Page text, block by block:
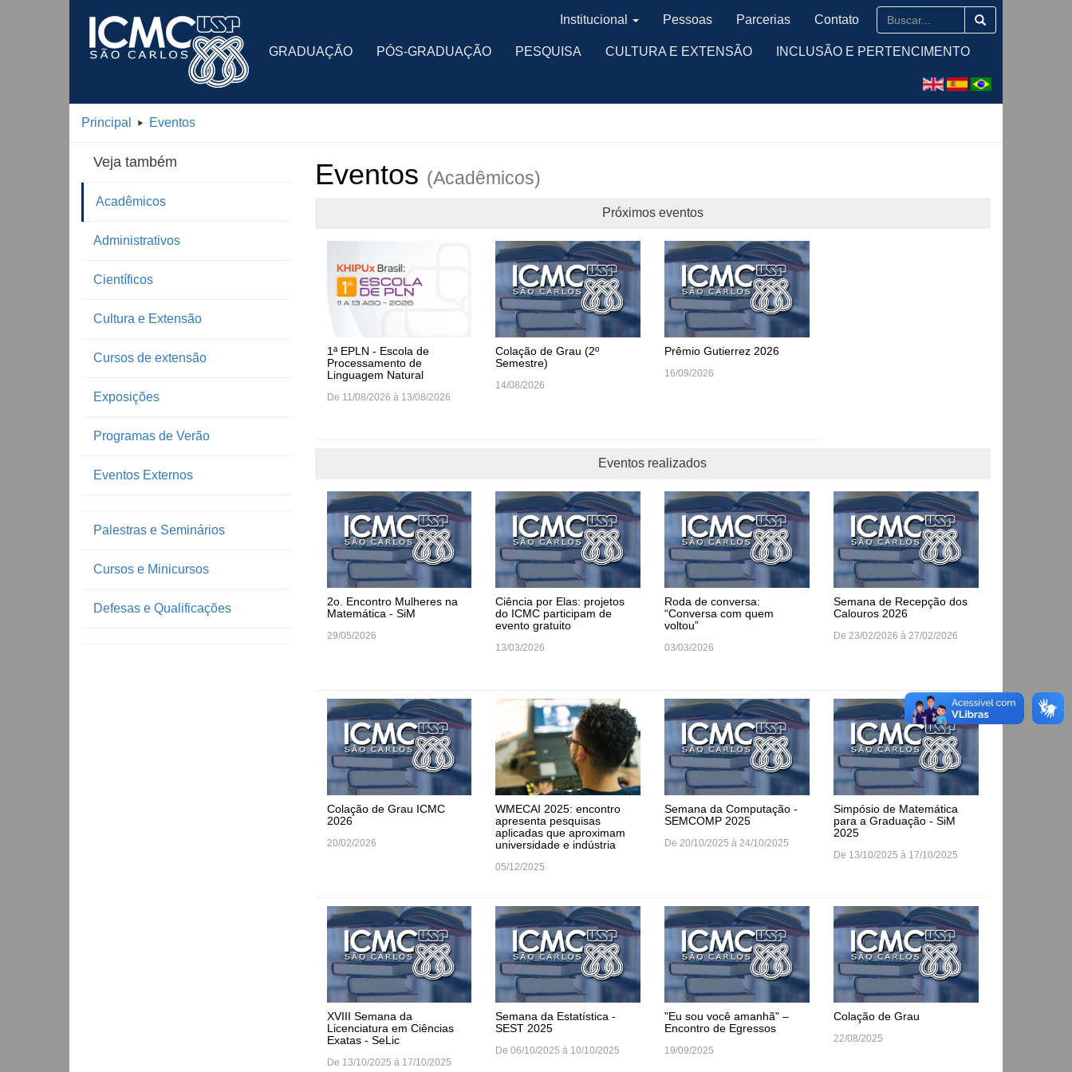
GRADUAÇÃO PÓS-GRADUAÇÃO PESQUISA CULTURA E EXTENSÃO INCLUSÃO E PERTENCIMENTO
Institucional Pessoas Parcerias Contato
Principal Eventos
Veja também
Acadêmicos
Administrativos
Científicos
Cultura e Extensão
Cursos de extensão
Exposições
Programas de Verão
Eventos Externos
Palestras e Seminários
Cursos e Minicursos
Defesas e Qualificações
Eventos (Acadêmicos)
Próximos eventos
1ª EPLN - Escola de
Processamento de
Linguagem Natural
De 11/08/2026 à 13/08/2026
Colação de Grau (2º
Semestre)
14/08/2026
Prêmio Gutierrez 2026
16/09/2026
Eventos realizados
2o. Encontro Mulheres na
Matemática - SiM
29/05/2026
Ciência por Elas: projetos
do ICMC participam de
evento gratuito
13/03/2026
Roda de conversa:
“Conversa com quem
voltou”
03/03/2026
Semana de Recepção dos
Calouros 2026
De 23/02/2026 à 27/02/2026
Colação de Grau ICMC
2026
20/02/2026
WMECAI 2025: encontro
apresenta pesquisas
aplicadas que aproximam
universidade e indústria
05/12/2025
Semana da Computação -
SEMCOMP 2025
De 20/10/2025 à 24/10/2025
Simpósio de Matemática
para a Graduação - SiM
2025
De 13/10/2025 à 17/10/2025
XVIII Semana da
Licenciatura em Ciências
Exatas - SeLic
De 13/10/2025 à 17/10/2025
Semana da Estatística -
SEST 2025
De 06/10/2025 à 10/10/2025
"Eu sou você amanhã" –
Encontro de Egressos
19/09/2025
Colação de Grau
22/08/2025